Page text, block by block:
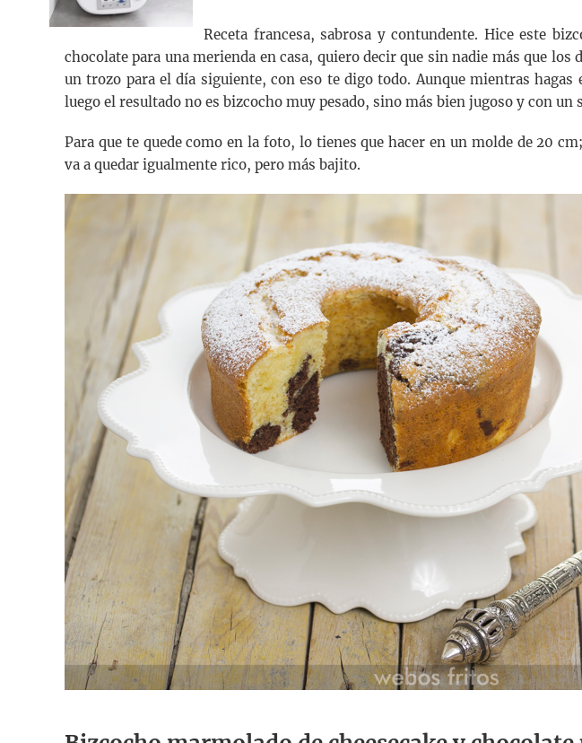
Receta francesa, sabrosa y contundente. Hice este
chocolate para una merienda en casa, quiero decir que sin nadie más que los
un trozo para el día siguiente, con eso te digo todo. Aunque mientras hagas
luego el resultado no es bizcocho muy pesado, sino más bien jugoso y con un
Para que te quede como en la foto, lo tienes que hacer en un molde de 20
va a quedar igualmente rico, pero más bajito.